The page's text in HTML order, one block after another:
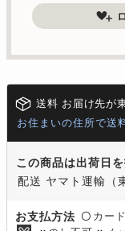
送料 お届け先が
お住まいの住所で送
この商品は出荷日
配送 ヤマト運輸（
お支払方法 〇 カード